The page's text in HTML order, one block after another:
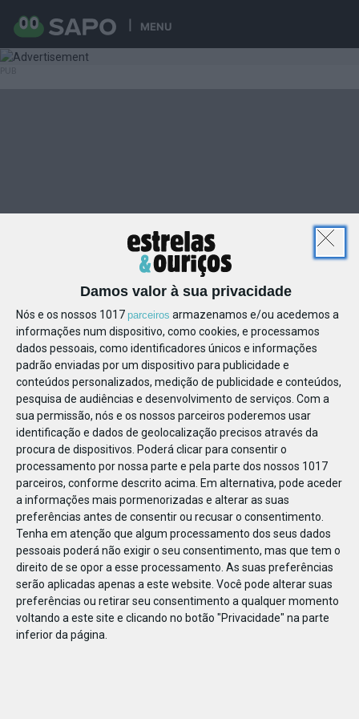
MENU
Damos valor à sua privacidade
Nós e os nossos 1017 parceiros armazenamos e/ou acedemos a
informações num dispositivo, como cookies, e processamos
dados pessoais, como identificadores únicos e informações
padrão enviadas por um dispositivo para publicidade e
conteúdos personalizados, medição de publicidade e conteúdos,
pesquisa de audiências e desenvolvimento de serviços. Com a
sua permissão, nós e os nossos parceiros poderemos usar
identificação e dados de geolocalização precisos através da
procura de dispositivos. Poderá clicar para consentir o
processamento por nossa parte e pela parte dos nossos 1017
parceiros, conforme descrito acima. Em alternativa, pode aceder
a informações mais pormenorizadas e alterar as suas
preferências antes de consentir ou recusar o consentimento.
Tenha em atenção que algum processamento dos seus dados
pessoais poderá não exigir o seu consentimento, mas que tem o
direito de se opor a esse processamento. As suas preferências
serão aplicadas apenas a este website. Você pode alterar suas
preferências ou retirar seu consentimento a qualquer momento
voltando a este site e clicando no botão "Privacidade" na parte
inferior da página.
1183631168870531